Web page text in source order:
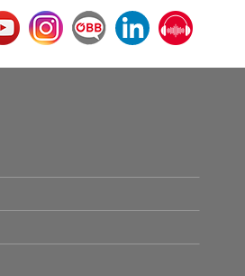
YoutubeInstagramÖBB Corporate Blog
LinkedInPodcast